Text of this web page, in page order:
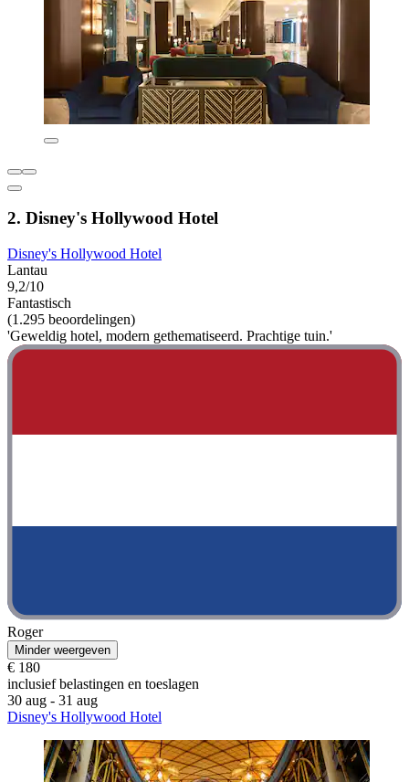
2. Disney's Hollywood Hotel
Disney's Hollywood Hotel
Lantau
9,2/10
Fantastisch
(1.295 beoordelingen)
'Geweldig hotel, modern gethematiseerd. Prachtige tuin.'
Roger
Minder weergeven
€ 180
inclusief belastingen en toeslagen
30 aug - 31 aug
Disney's Hollywood Hotel